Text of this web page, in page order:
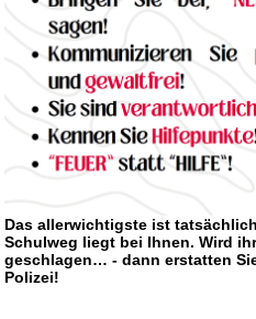
Das allerwichtigste ist
Schulweg liegt bei Ihnen. Wird
geschlagen… - dann erstatten
Polizei!